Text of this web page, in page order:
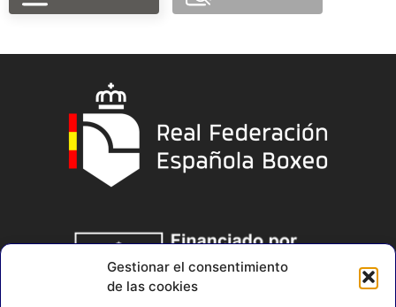
Gestionar el consentimiento
de las cookies